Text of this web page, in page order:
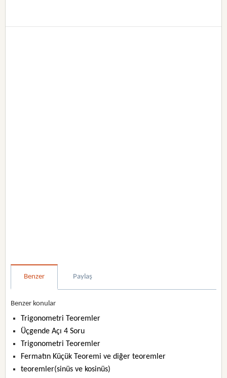
Benzer Paylaş
Benzer konular
Trigonometri Teoremler
Üçgende Açı 4 Soru
Trigonometri Teoremler
Fermatın Küçük Teoremi ve diğer teoremler
teoremler(sinüs ve kosinüs)